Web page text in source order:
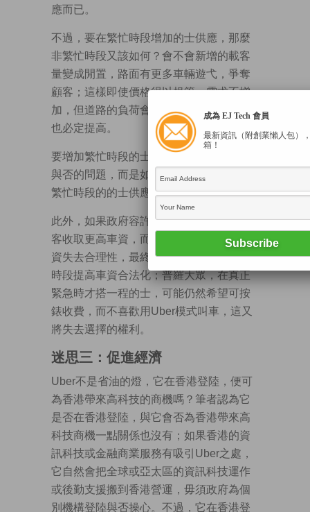
應而已。
不過，要在繁忙時段增加的士供應，那麼
非繁忙時段又該如何？會不會新增的載客
量變成閒置，路面有更多車輛遊弋，爭奪
顧客；這樣即使價格得以規管，需求不增
加，但道路的負荷會整體增加，廢氣排放
也必定提高。
要增加繁忙時段的士供應，不是Uber合法
與否的問題，而是如何平衡繁忙時段與非
繁忙時段的的士供應問題。
此外，如果政府容許Uber在繁忙時段向乘
客收取更高車資，而間接導致監管的士車
資失去合理性，最終必然導致的士在繁忙
時段提高車資合法化；普羅大眾，在真正
緊急時才搭一程的士，可能仍然希望可按
錶收費，而不喜歡用Uber模式叫車，這又
將失去選擇的權利。
迷思三：促進經濟
Uber不是省油的燈，它在香港登陸，便可
為香港帶來高科技的商機嗎？筆者認為它
是否在香港登陸，與它會否為香港帶來高
科技商機一點關係也沒有；如果香港的資
訊科技或金融商業服務有吸引Uber之處，
它自然會把全球或亞太區的資訊科技運作
或後勤支援搬到香港營運，毋須政府為個
別機構登陸與否操心。不過，它在香港登
成為 EJ Tech 會員
最新資訊（附創業懶人包）
箱！